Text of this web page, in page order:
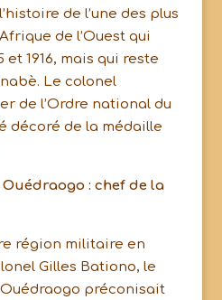
de l’une des plus
de l’Ouest qui
et 1916, mais qui reste
Le colonel
de l’Ordre national du
décoré de la médaille
: chef de la
région militaire en
Gilles Bationo, le
préconisait